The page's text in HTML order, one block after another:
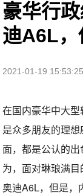
豪华行
迪A6L，
2021-01-19 15:53:25
在国内豪华中大
是众多朋友的理
面，都是公认的
为，面对琳琅满
奥迪A6L，但是，